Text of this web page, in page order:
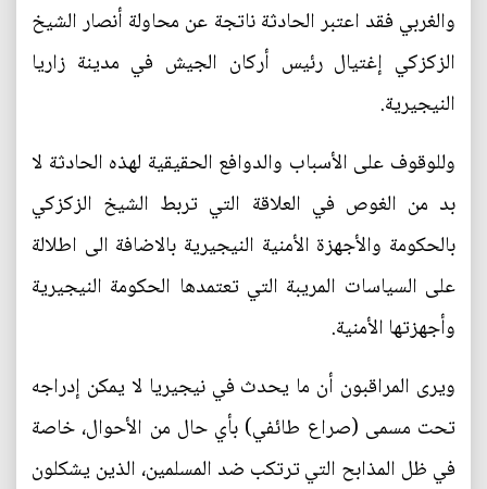
والغربي فقد اعتبر الحادثة ناتجة عن محاولة أنصار الشيخ
الزكزكي إغتيال رئيس أركان الجيش في مدينة زاريا
النيجيرية.
وللوقوف على الأسباب والدوافع الحقيقية لهذه الحادثة لا
بد من الغوص في العلاقة التي تربط الشيخ الزكزكي
بالحكومة والأجهزة الأمنية النيجيرية بالاضافة الى اطلالة
على السياسات المريبة التي تعتمدها الحكومة النيجيرية
وأجهزتها الأمنية.
ويرى المراقبون أن ما يحدث في نيجيريا لا يمكن إدراجه
تحت مسمى (صراع طائفي) بأي حال من الأحوال، خاصة
في ظل المذابح التي ترتكب ضد المسلمين، الذين يشكلون